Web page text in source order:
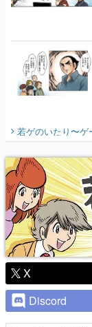
若ゲのいたり〜ゲ
X
Discord